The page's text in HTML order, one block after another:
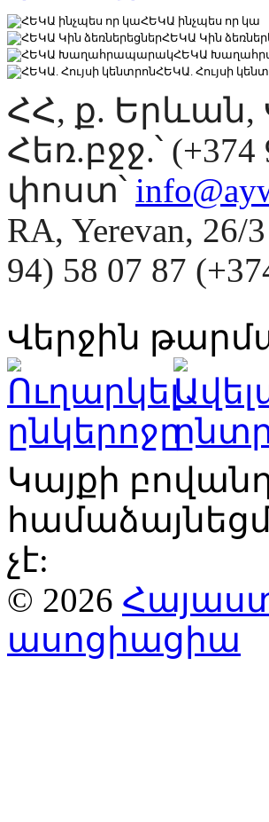
ՀԵԿԱ ինչպես որ կա
ՀԵԿԱ Կին
ՀԵԿԱ
ՀԵԿԱ. Հույսի
ՀՀ, ք.
Հեռ.բջջ.՝ (+374
փոստ՝
RA, Yerevan, 26/
94) 58 07 87
Վերջին
Կայքի
չէ:
© 2026
ասոցիացիա